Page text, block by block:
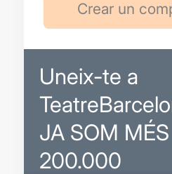
Uneix-te a
JA SOM
200.000